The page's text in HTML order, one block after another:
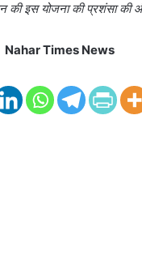
की इस योजना की प्रशंसा की
Nahar Times News